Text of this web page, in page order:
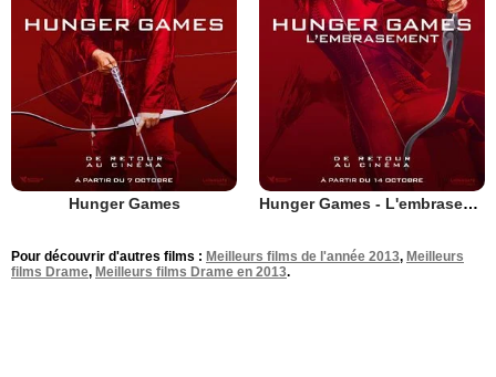
Hunger Games Hunger Games - L'embrasement
Pour découvrir d'autres films : Meilleurs films de l'année 2013, Meilleurs
films Drame, Meilleurs films Drame en 2013.